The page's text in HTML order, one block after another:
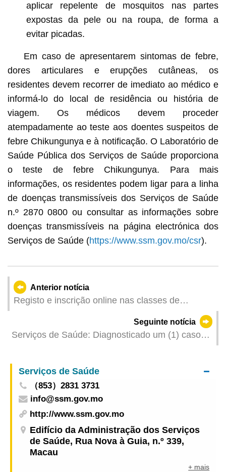
aplicar repelente de mosquitos nas partes
expostas da pele ou na roupa, de forma a
evitar picadas.
Em caso de apresentarem sintomas de febre,
dores articulares e erupções cutâneas, os
residentes devem recorrer de imediato ao médico e
informá-lo do local de residência ou história de
viagem. Os médicos devem proceder
atempadamente ao teste aos doentes suspeitos de
febre Chikungunya e à notificação. O Laboratório de
Saúde Pública dos Serviços de Saúde proporciona
o teste de febre Chikungunya. Para mais
informações, os residentes podem ligar para a linha
de doenças transmissíveis dos Serviços de Saúde
n.º 2870 0800 ou consultar as informações sobre
doenças transmissíveis na página electrónica dos
Serviços de Saúde (https://www.ssm.gov.mo/csr).
Anterior notícia
Registo e inscrição online nas classes de
recreação e manutenção do Desporto para Todos
para Novembro e Dezembro de 2025 a partir do
dia 13 de Outubro
Seguinte notícia
Serviços de Saúde: Diagnosticado um (1) caso
Serviços de Saúde
（853）2831 3731
info@ssm.gov.mo
http://www.ssm.gov.mo
Edifício da Administração dos Serviços
de Saúde, Rua Nova à Guia, n.º 339,
Macau
+ mais